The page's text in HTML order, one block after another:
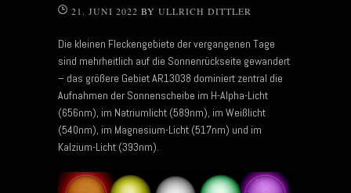
21. JUNI 2022 BY ULLRICH DITTLER
Die kleinen Fleckengebiete der vergangenen Tage
sind mehrheitlich auf die Sonnenrückseite gewandert
– das größere Gebiet AR13038 dominiert zentral die
Aufnahmen der Sonnenscheibe im H-Alpha-Licht
(656nm), im Natriumlicht (589nm), im Weißlicht
(540nm), im Magnesium-Licht (517nm) und im
Kalzium-Licht (393nm).